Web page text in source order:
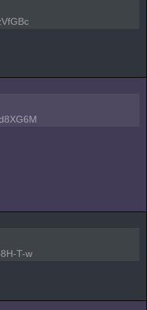
T-w